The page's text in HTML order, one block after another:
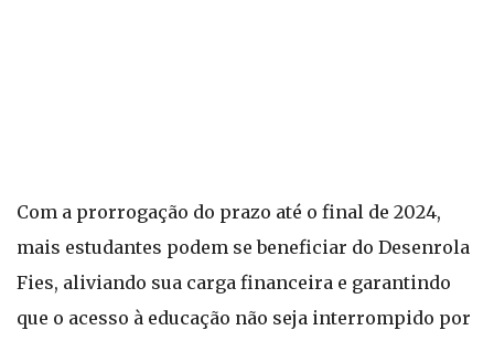
Com a prorrogação do prazo até o final de 2024,
mais estudantes podem se beneficiar do Desenrola
Fies, aliviando sua carga financeira e garantindo
que o acesso à educação não seja interrompido por